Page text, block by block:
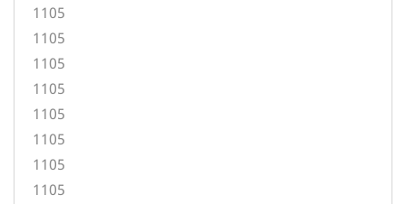
1105
1105
1105
1105
1105
1105
1105
1105